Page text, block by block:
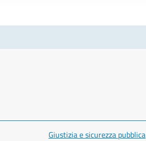
Giustizia e sicurezza pubblica